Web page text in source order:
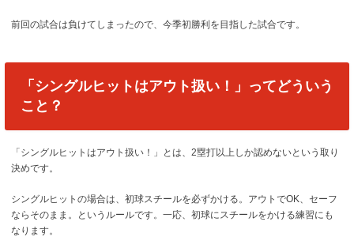
前回の試合は負けてしまったので、今季初勝利を目指した試合です。
「シングルヒットはアウト扱い！」ってどういう
こと？
「シングルヒットはアウト扱い！」とは、2塁打以上しか認めないという取り
決めです。
シングルヒットの場合は、初球スチールを必ずかける。アウトでOK、セーフ
ならそのまま。というルールです。一応、初球にスチールをかける練習にも
なります。